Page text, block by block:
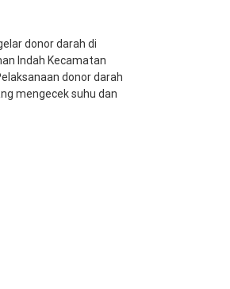
donor darah di
Indah Kecamatan
donor darah
mengecek suhu dan